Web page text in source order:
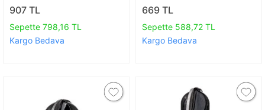
Ucu 6x38,1x60
2608628458
907 TL
Sepette 798,16 TL
Kargo Bedava
6*19*51 2608628444
669 TL
Sepette 588,72 TL
Kargo Bedava